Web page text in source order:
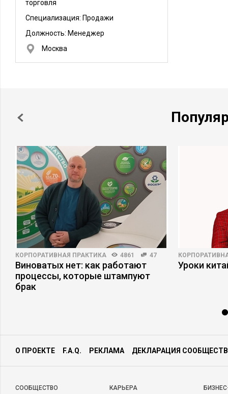
торговля
Специализация: Продажи
Должность: Менеджер
Москва
КОРПОРАТИВНАЯ ПРАКТИКА 4861 47
Виноватых нет: как работают
процессы, которые штампуют
брак
Уроки
О ПРОЕКТЕ F.A.Q. РЕКЛАМА ДЕКЛАРАЦИЯ
CООБЩЕСТВО КАРЬЕРА